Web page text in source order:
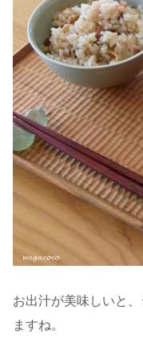
お出汁が美味しいと
ますね。